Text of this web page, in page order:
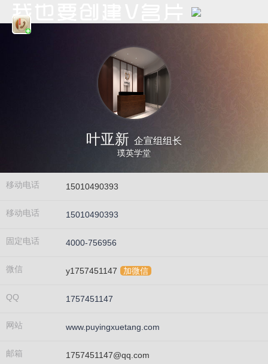
叶亚新 企宣组组长
璞英学堂
移动电话 15010490393
移动电话 15010490393
固定电话 4000-756956
微信 y1757451147 加微信
QQ 1757451147
网站 www.puyingxuetang.com
邮箱 1757451147@qq.com